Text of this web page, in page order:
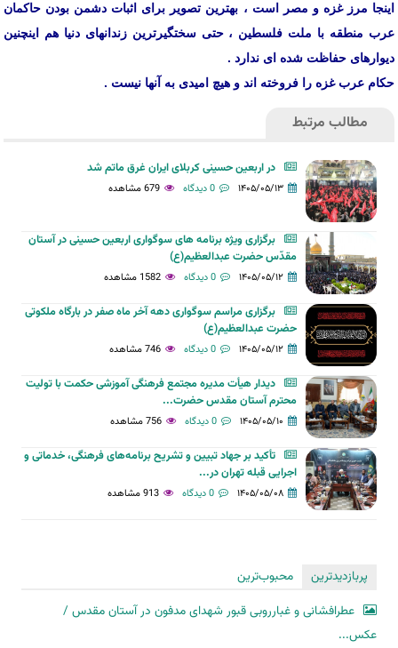
اینجا مرز غزه و مصر است ، بهترین تصویر برای اثبات دشمن بودن حاکمان
عرب منطقه با ملت فلسطین ، حتی سختگیرترین زندانهای دنیا هم اینچنین
دیوارهای حفاظت شده ای ندارد .
حکام عرب غزه را فروخته اند و هیچ امیدی به آنها نیست .
مطالب مرتبط
در اربعین حسینی کربلای ایران غرق ماتم شد
۱۴۰۵/۰۵/۱۳ 0 دیدگاه 679 مشاهده
برگزاری ویژه برنامه های سوگواری اربعین حسینی در آستان
مقدّس حضرت عبدالعظیم(ع)
۱۴۰۵/۰۵/۱۲ 0 دیدگاه 1582 مشاهده
برگزاری مراسم سوگواری دهه آخر ماه صفر در بارگاه ملکوتی
حضرت عبدالعظیم(ع)
۱۴۰۵/۰۵/۱۲ 0 دیدگاه 746 مشاهده
دیدار هیأت مدیره مجتمع فرهنگی آموزشی حکمت با تولیت
محترم آستان مقدس حضرت...
۱۴۰۵/۰۵/۱۰ 0 دیدگاه 756 مشاهده
تأکید بر جهاد تبیین و تشریح برنامه‌های فرهنگی، خدماتی و
اجرایی قبله تهران در...
۱۴۰۵/۰۵/۰۸ 0 دیدگاه 913 مشاهده
پربازدیدترین
محبوب‌ترین
عطرافشانی و غبارروبی قبور شهدای مدفون در آستان مقدس /
عکس...